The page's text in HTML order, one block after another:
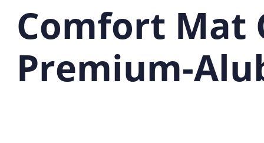
Comfort Mat
Premium-